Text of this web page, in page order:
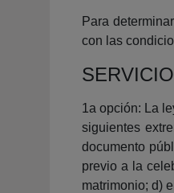
Para
con las
1a opción: La
siguientes
documento
previo a la
matrimonio; d)